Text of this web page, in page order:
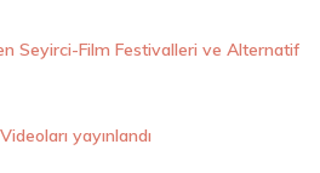
Seyirci-Film Festivalleri ve Alternatif
yayınlandı